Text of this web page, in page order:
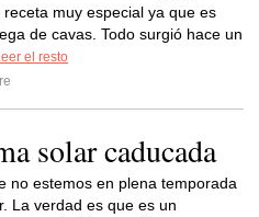
muy especial ya que es
de cavas. Todo surgió hace un
el resto
solar caducada
no estemos en plena temporada
La verdad es que es un